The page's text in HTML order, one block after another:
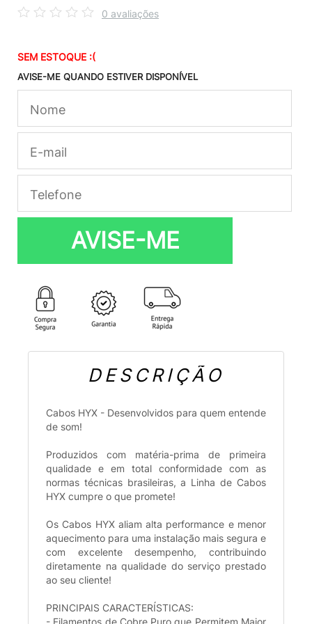
0 avaliações
SEM ESTOQUE :(
AVISE-ME QUANDO ESTIVER DISPONÍVEL
AVISE-ME
DESCRIÇÃO
Cabos HYX - Desenvolvidos para quem entende
de som!
Produzidos com matéria-prima de primeira
qualidade e em total conformidade com as
normas técnicas brasileiras, a Linha de Cabos
HYX cumpre o que promete!
Os Cabos HYX aliam alta performance e menor
aquecimento para uma instalação mais segura e
com excelente desempenho, contribuindo
diretamente na qualidade do serviço prestado
ao seu cliente!
PRINCIPAIS CARACTERÍSTICAS:
- Filamentos de Cobre Puro que Permitem Maior